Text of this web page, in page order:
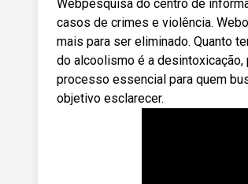
Webpesquisa do centro de
casos de crimes e violência.
mais para ser eliminado. Quanto
do alcoolismo é a desintoxicação,
processo essencial para quem
objetivo esclarecer.